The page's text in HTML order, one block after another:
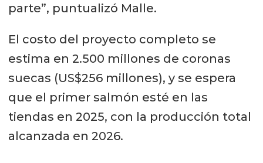
parte”, puntualizó Malle.
El costo del proyecto completo se
estima en 2.500 millones de coronas
suecas (US$256 millones), y se espera
que el primer salmón esté en las
tiendas en 2025, con la producción total
alcanzada en 2026.